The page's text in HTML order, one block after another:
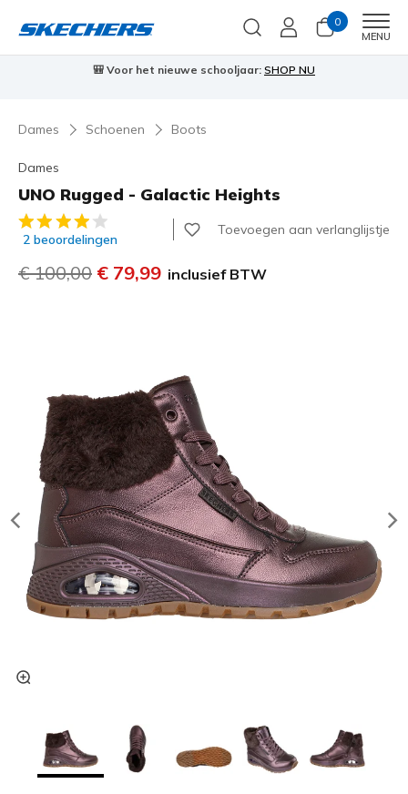
0
MENU
Skechers VIP:45 dagen retourrecht voor ledenMeld je aan
Dames Schoenen Boots
Dames
UNO Rugged - Galactic Heights
4,5 van de 5 klantbeoordelingen
2 beoordelingen
Toevoegen aan verlanglijstje
Prijs verlaagd van
€ 100,00 naar
€ 79,99 inclusief BTW